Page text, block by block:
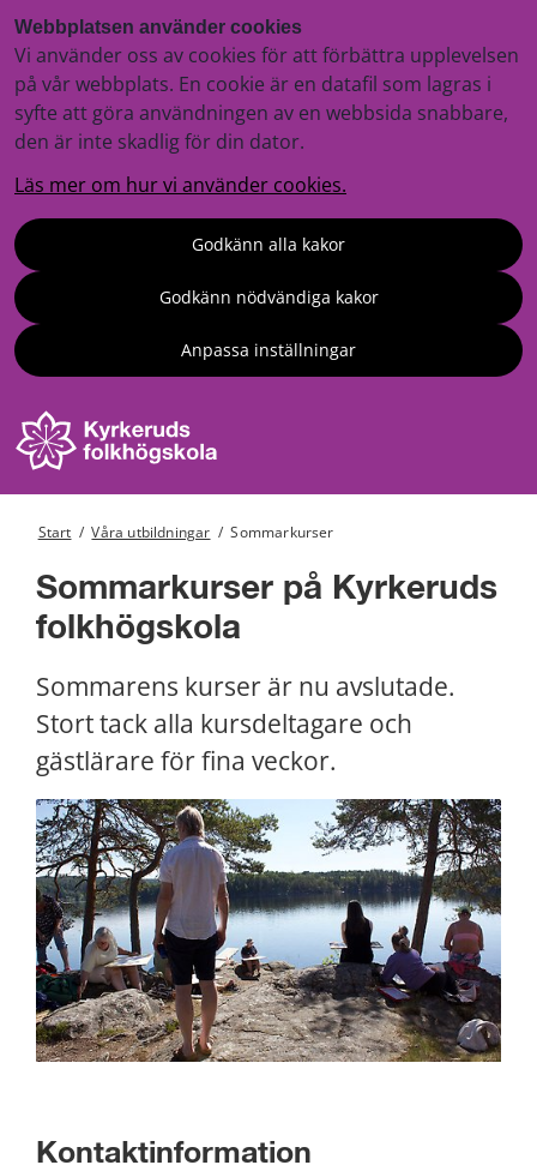
Webbplatsen använder cookies
Vi använder oss av cookies för att förbättra upplevelsen
på vår webbplats. En cookie är en datafil som lagras i
syfte att göra användningen av en webbsida snabbare,
den är inte skadlig för din dator.
Läs mer om hur vi använder cookies.
Godkänn alla kakor
Godkänn nödvändiga kakor
Anpassa inställningar
Start / Våra utbildningar / Sommarkurser
Sommarkurser på Kyrkeruds
folkhögskola
Sommarens kurser är nu avslutade.
Stort tack alla kursdeltagare och
gästlärare för fina veckor.
Kontaktinformation